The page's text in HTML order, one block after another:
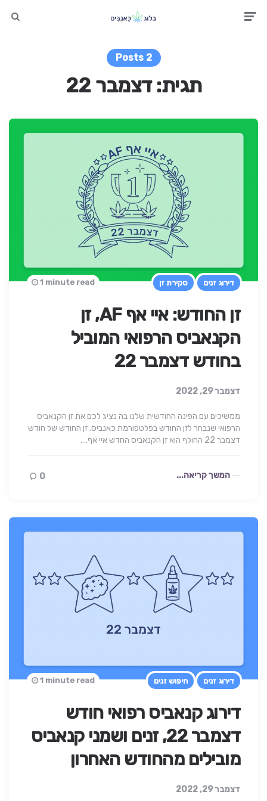
2 Posts
תגית:דצמבר 22
דירוג זנים סקירת זן
זן החודש: איי אף AF, זן
הקנאביס הרפואי המוביל
בחודש דצמבר 22
דצמבר 29, 2022
1 minute read
ממשיכים עם הפינה החודשית שלנו בה נציג לכם את זן הקנאביס
הרפואי שנבחר לזן החודש בפלטפורמת כאנביס. זן החודש של חודש
דצמבר 22 החולף הוא זן הקנאביס החדש איי אף….
המשך קריאה... 0
דירוג זנים חיפוש זנים
דירוג קנאביס רפואי חודש
דצמבר 22, זנים ושמני קנאביס
מובילים מהחודש האחרון
דצמבר 29, 2022
1 minute read